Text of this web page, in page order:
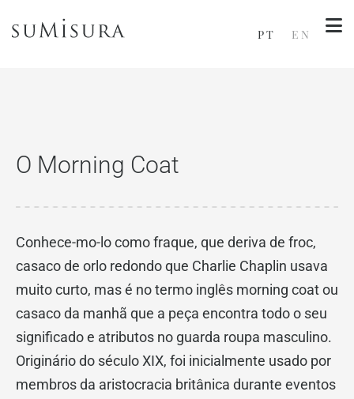
PT EN
O Morning Coat
Conhece-mo-lo como fraque, que deriva de froc,
casaco de orlo redondo que Charlie Chaplin usava
muito curto, mas é no termo inglês morning coat ou
casaco da manhã que a peça encontra todo o seu
significado e atributos no guarda roupa masculino.
Originário do século XIX, foi inicialmente usado por
membros da aristocracia britânica durante eventos